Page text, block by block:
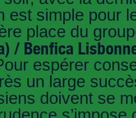
est simple pour
place du
/ Benfica
espérer
un large
doivent se